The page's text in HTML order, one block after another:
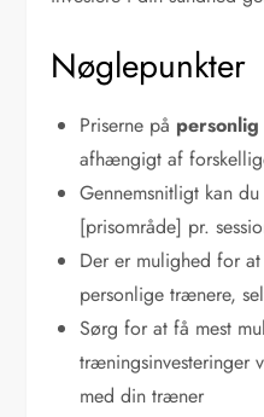
Nøglepunkter
Priserne på
afhængigt af
Gennemsnitligt kan
[prisområde] pr.
Der er mulighed for
personlige trænere,
Sørg for at få mest
træningsinvesteringer
med din træner